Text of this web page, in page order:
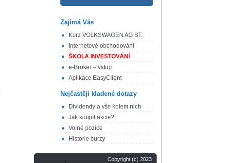
Zajímá Vás
Kurz VOLKSWAGEN AG ST.
Internetové obchodování
ŠKOLA INVESTOVÁNÍ
e-Broker – vstup
Aplikace EasyClient
Nejčastěji kladené dotazy
Dividendy a vše kolem nich
Jak koupit akcie?
Volné pozice
Historie burzy
Copyright (c) 2023